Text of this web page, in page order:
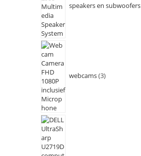
speakers en subwoofers
webcams 3